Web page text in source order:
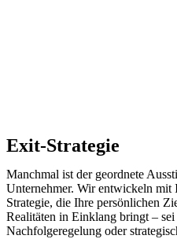
Exit-Strategie
Manchmal ist der geordnete
Unternehmer. Wir entwickeln mit
Strategie, die Ihre persönlichen
Realitäten in Einklang bringt –
Nachfolgeregelung oder